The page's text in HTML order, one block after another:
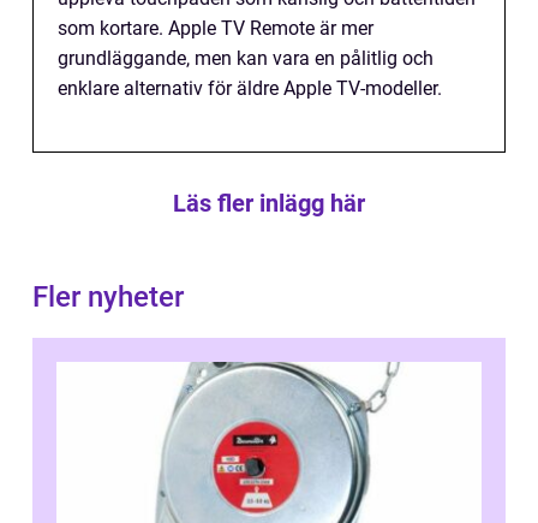
som kortare. Apple TV Remote är mer
grundläggande, men kan vara en pålitlig och
enklare alternativ för äldre Apple TV-modeller.
Läs fler inlägg här
Fler nyheter